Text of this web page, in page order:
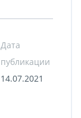
Дата
публикации
14.07.2021